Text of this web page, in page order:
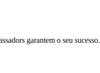
garantem o seu sucesso.